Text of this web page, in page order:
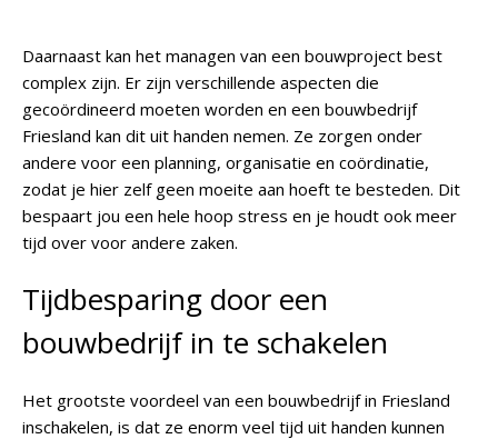
Daarnaast kan het managen van een bouwproject best
complex zijn. Er zijn verschillende aspecten die
gecoördineerd moeten worden en een bouwbedrijf
Friesland kan dit uit handen nemen. Ze zorgen onder
andere voor een planning, organisatie en coördinatie,
zodat je hier zelf geen moeite aan hoeft te besteden. Dit
bespaart jou een hele hoop stress en je houdt ook meer
tijd over voor andere zaken.
Tijdbesparing door een
bouwbedrijf in te schakelen
Het grootste voordeel van een bouwbedrijf in Friesland
inschakelen, is dat ze enorm veel tijd uit handen kunnen